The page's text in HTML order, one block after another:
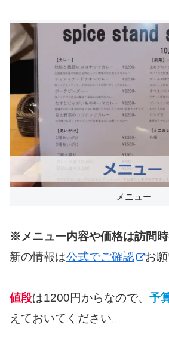
メニュー
※メニュー内容や価格は訪問時
新の情報は公式でご確認 お願
値段は1200円からなので、 予
えておいてください。